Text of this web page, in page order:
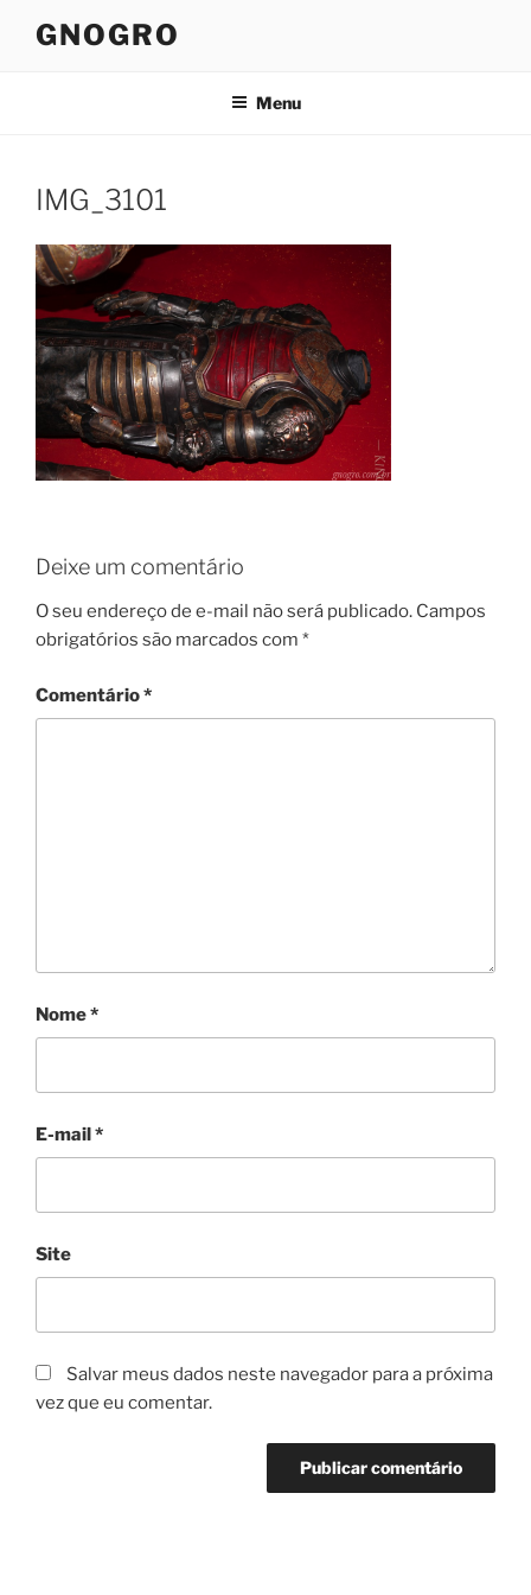
GNOGRO
Menu
IMG_3101
Deixe um comentário
O seu endereço de e-mail não será publicado. Campos
obrigatórios são marcados com *
Comentário*
Nome*
E-mail*
Site
Salvar meus dados neste navegador para a próxima
vez que eu comentar.